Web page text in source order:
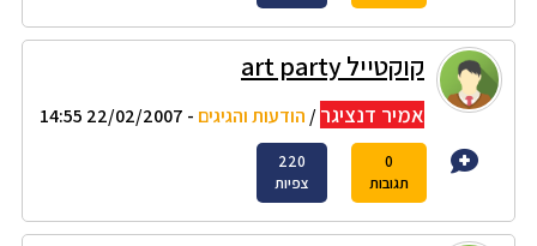
קוקטייל art party
אמיר דנציגר/ הודעות והגיגים - 22/02/2007 14:55
0
תגובות
220
צפיות